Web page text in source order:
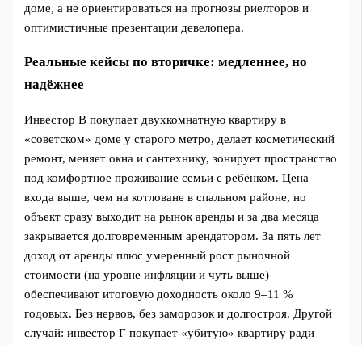
доме, а не ориентироваться на прогнозы риелторов и
оптимистичные презентации девелопера.
Реальные кейсы по вторичке: медленнее, но
надёжнее
Инвестор В покупает двухкомнатную квартиру в
«советском» доме у старого метро, делает косметический
ремонт, меняет окна и сантехнику, зонирует пространство
под комфортное проживание семьи с ребёнком. Цена
входа выше, чем на котловане в спальном районе, но
объект сразу выходит на рынок аренды и за два месяца
закрывается долговременным арендатором. За пять лет
доход от аренды плюс умеренный рост рыночной
стоимости (на уровне инфляции и чуть выше)
обеспечивают итоговую доходность около 9–11 %
годовых. Без нервов, без заморозок и долгостроя. Другой
случай: инвестор Г покупает «убитую» квартиру ради